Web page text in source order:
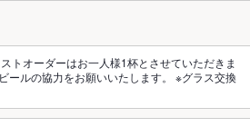
オーダーはお一人様1杯とさせていただきま
ールの協力をお願いいたします。 ※グラス交換